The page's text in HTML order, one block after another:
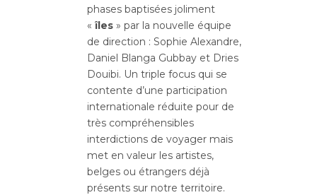
phases baptisées joliment
« îles » par la nouvelle équipe
de direction : Sophie Alexandre,
Daniel Blanga Gubbay et Dries
Douibi. Un triple focus qui se
contente d’une participation
internationale réduite pour de
très compréhensibles
interdictions de voyager mais
met en valeur les artistes,
belges ou étrangers déjà
présents sur notre territoire.